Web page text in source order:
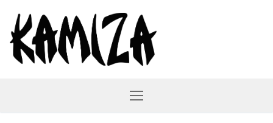
sisältöön